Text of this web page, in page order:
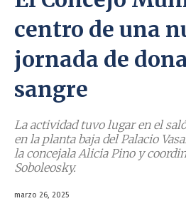
centro de una
jornada de
sangre
La actividad tuvo lugar en el
en la planta baja del Palacio
la concejala Alicia Pino y
Soboleosky.
marzo 26, 2025